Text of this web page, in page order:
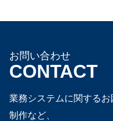
FinTech、ブロックチ
ェーンなどなど、どの
ような業界でどういっ
た技術が使われている
ね。 毎年恒例、新人発
表会も開催されまし
た。 今年は最優秀賞に
Hさんが選ばれまし
が、感染対策を考慮し
ながら、今回対面での
企業説明会を開催する
ことができました！ 社
お問い合わせ
CONTACT
業務システムに関する
制作など、